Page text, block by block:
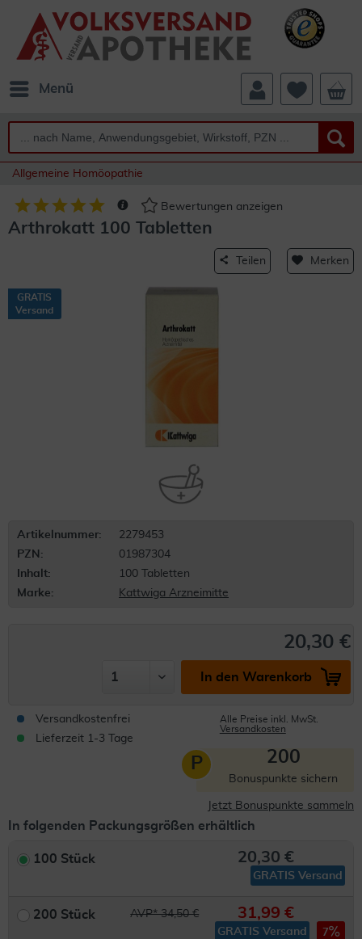
Menü
Allgemeine Homöopathie
Bewertungen anzeigen
Arthrokatt 100 Tabletten
Teilen Merken
GRATIS
Versand
Artikelnummer:
2279453
PZN:
01987304
Inhalt:
100 Tabletten
Marke:
Kattwiga Arzneimitte
20,30 €
In den Warenkorb
Versandkostenfrei
Lieferzeit 1-3 Tage
Alle Preise inkl. MwSt.
Versandkosten
P 200
Bonuspunkte sichern
Jetzt Bonuspunkte sammeln
In folgenden Packungsgrößen erhältlich
100 Stück 20,30 €
GRATIS Versand
200 Stück AVP* 34,50 € 31,99 €
GRATIS Versand 7